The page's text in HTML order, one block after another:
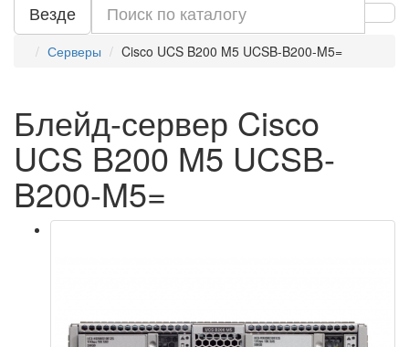
Везде
Серверы Cisco UCS B200 M5 UCSB-B200-M5=
Блейд-сервер Cisco
UCS B200 M5 UCSB-
B200-M5=